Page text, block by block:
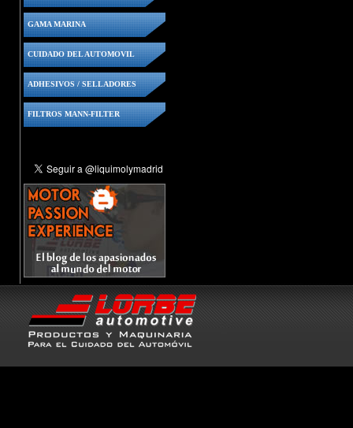
GAMA MARINA
CUIDADO DEL AUTOMOVIL
ADHESIVOS / SELLADORES
FILTROS MANN-FILTER